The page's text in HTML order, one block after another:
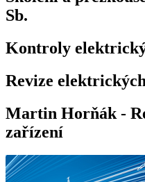
Sb.
Kontroly
Revize
Martin Horňák -
zařízení